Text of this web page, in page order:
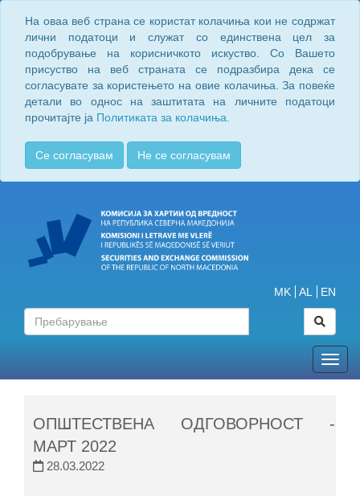
На оваа веб страна се користат колачиња кои не содржат
лични податоци и служат со единствена цел за
подобрување на корисничкото искуство. Со Вашето
присуство на веб страната се подразбира дека се
согласувате за користењето на овие колачиња. За повеќе
детали во однос на заштитата на личните податоци
прочитајте ја Политиката за колачиња.
Се согласувам Не се согласувам
MK AL EN
ОПШТЕСТВЕНА ОДГОВОРНОСТ -
МАРТ 2022
28.03.2022